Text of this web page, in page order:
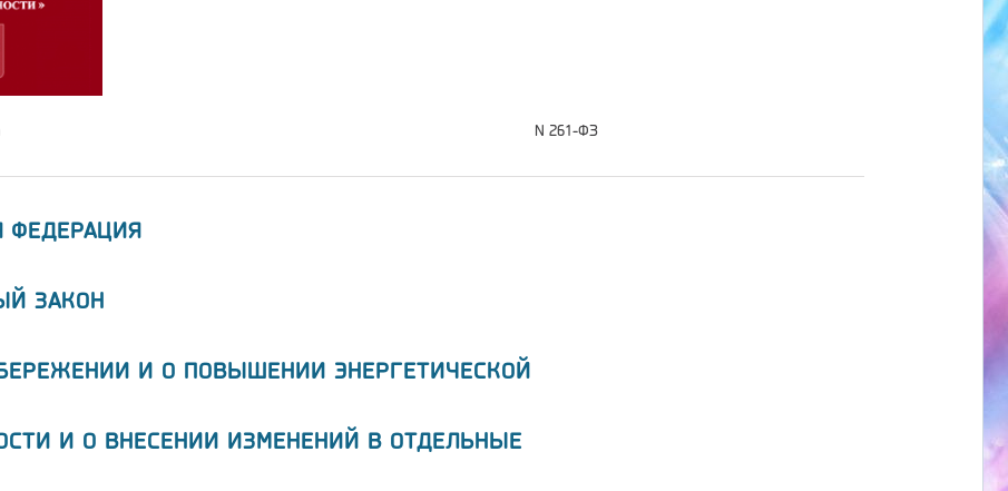
N 261-ФЗ
ФЕДЕРАЦИЯ
ЗАКОН
И О ПОВЫШЕНИИ ЭНЕРГЕТИЧЕСКОЙ
И О ВНЕСЕНИИ ИЗМЕНЕНИЙ В ОТДЕЛЬНЫЕ